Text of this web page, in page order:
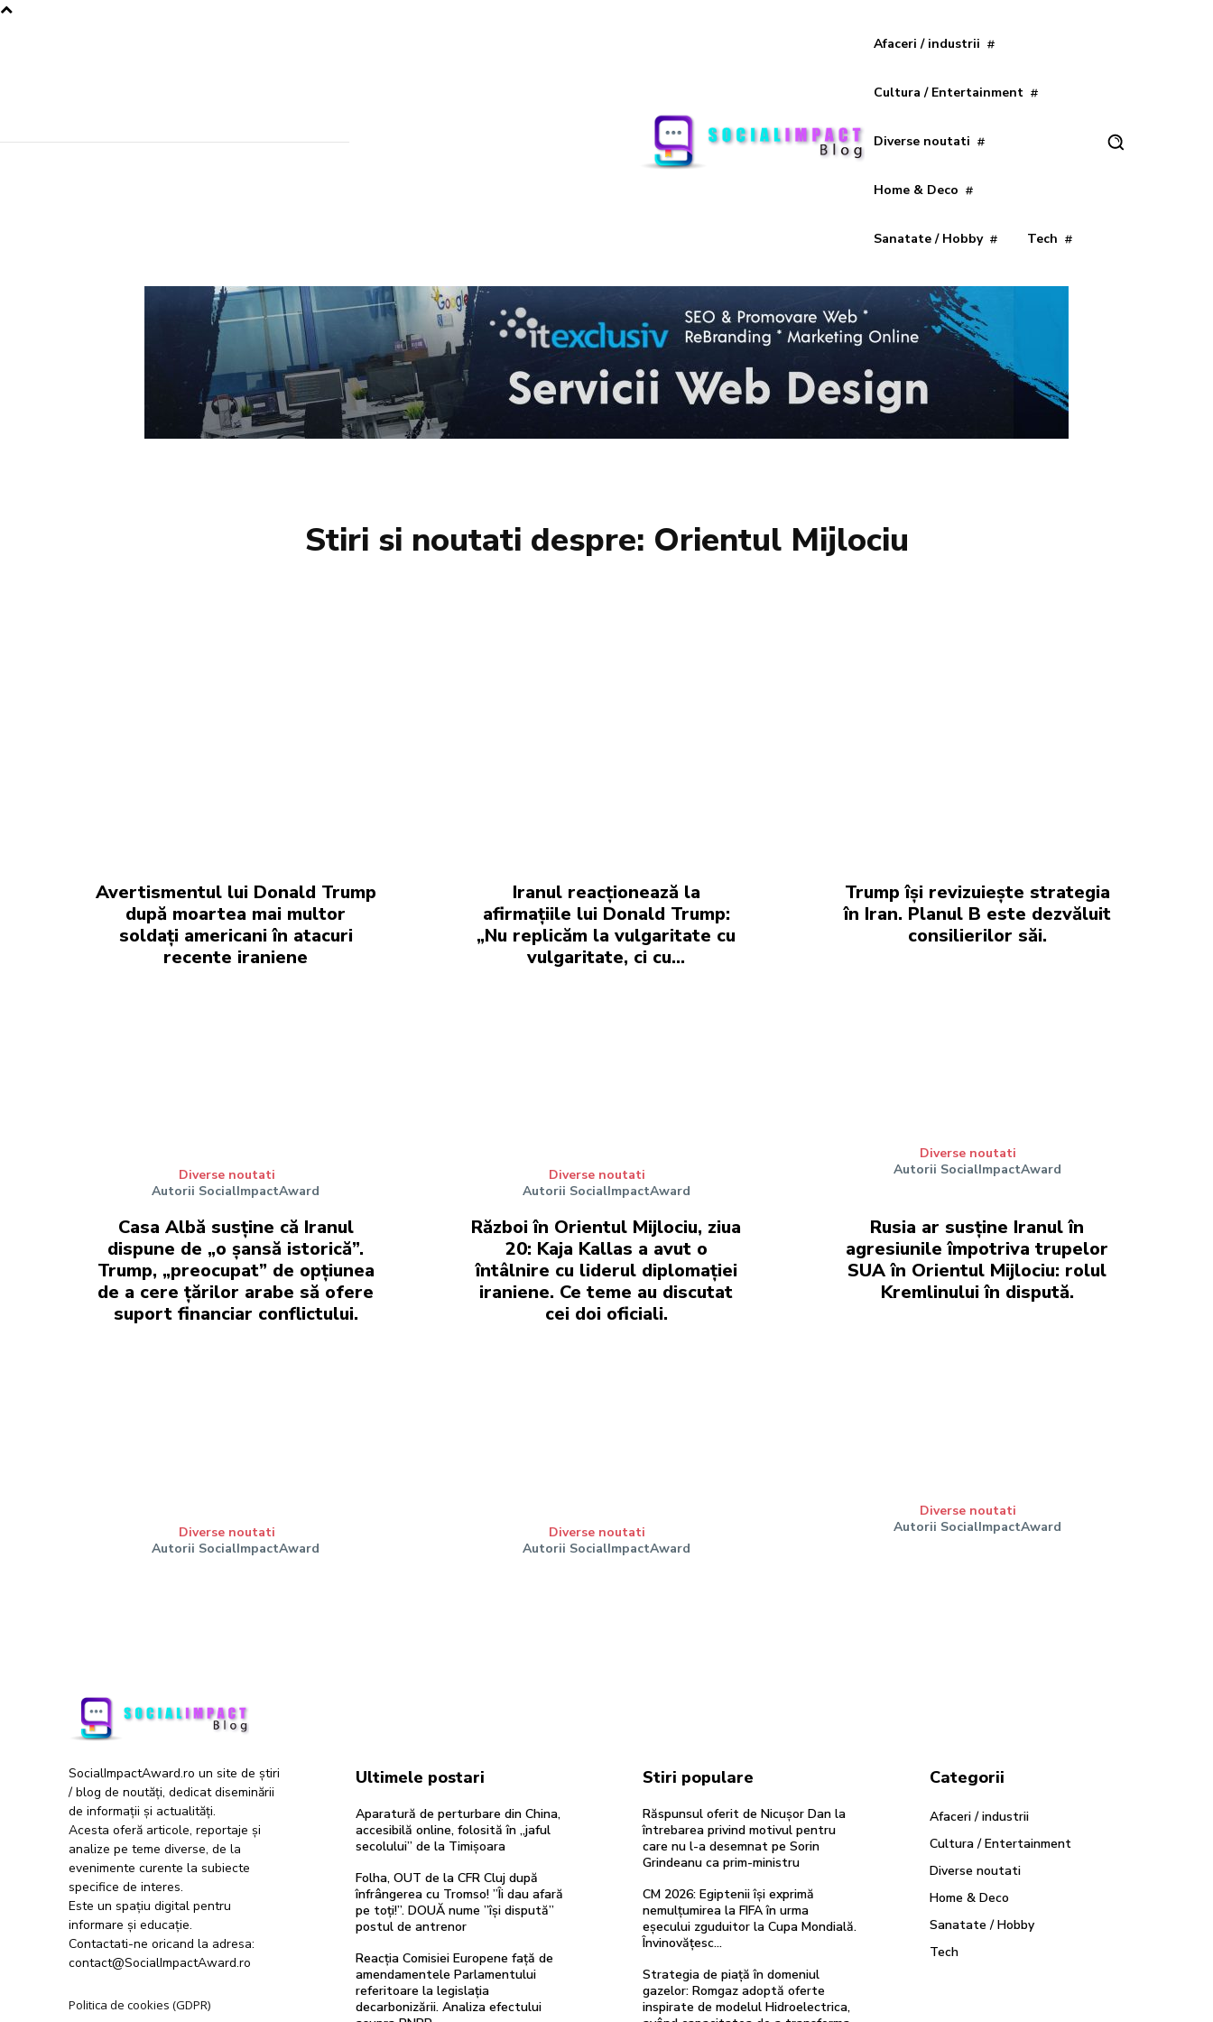
Afaceri / industrii
Cultura / Entertainment
Diverse noutati
Home & Deco
Sanatate / Hobby Tech
Stiri si noutati despre: Orientul Mijlociu
Avertismentul lui Donald Trump
după moartea mai multor
soldați americani în atacuri
recente iraniene
Diverse noutati
Autorii SocialImpactAward
Iranul reacționează la
afirmațiile lui Donald Trump:
„Nu replicăm la vulgaritate cu
vulgaritate, ci cu…
Diverse noutati
Autorii SocialImpactAward
Trump își revizuiește strategia
în Iran. Planul B este dezvăluit
consilierilor săi.
Diverse noutati
Autorii SocialImpactAward
Casa Albă susține că Iranul
dispune de „o șansă istorică”.
Trump, „preocupat” de opțiunea
de a cere țărilor arabe să ofere
suport financiar conflictului.
Diverse noutati
Autorii SocialImpactAward
Război în Orientul Mijlociu, ziua
20: Kaja Kallas a avut o
întâlnire cu liderul diplomației
iraniene. Ce teme au discutat
cei doi oficiali.
Diverse noutati
Autorii SocialImpactAward
Rusia ar susține Iranul în
agresiunile împotriva trupelor
SUA în Orientul Mijlociu: rolul
Kremlinului în dispută.
Diverse noutati
Autorii SocialImpactAward
SocialImpactAward.ro un site de știri
/ blog de noutăți, dedicat diseminării
de informații și actualități.
Acesta oferă articole, reportaje și
analize pe teme diverse, de la
evenimente curente la subiecte
specifice de interes.
Este un spațiu digital pentru
informare și educație.
Contactati-ne oricand la adresa:
contact@SocialImpactAward.ro
Politica de cookies (GDPR)
Ultimele postari
Aparatură de perturbare din China,
accesibilă online, folosită în „jaful
secolului” de la Timișoara
Folha, OUT de la CFR Cluj după
înfrângerea cu Tromso! ”Îi dau afară
pe toți!”. DOUĂ nume ”își dispută”
postul de antrenor
Reacția Comisiei Europene față de
amendamentele Parlamentului
referitoare la legislația
decarbonizării. Analiza efectului
Stiri populare
Răspunsul oferit de Nicușor Dan la
întrebarea privind motivul pentru
care nu l-a desemnat pe Sorin
Grindeanu ca prim-ministru
CM 2026: Egiptenii își exprimă
nemulțumirea la FIFA în urma
eșecului zguduitor la Cupa Mondială.
Învinovățesc…
Strategia de piață în domeniul
gazelor: Romgaz adoptă oferte
inspirate de modelul Hidroelectrica,
Categorii
Afaceri / industrii
Cultura / Entertainment
Diverse noutati
Home & Deco
Sanatate / Hobby
Tech